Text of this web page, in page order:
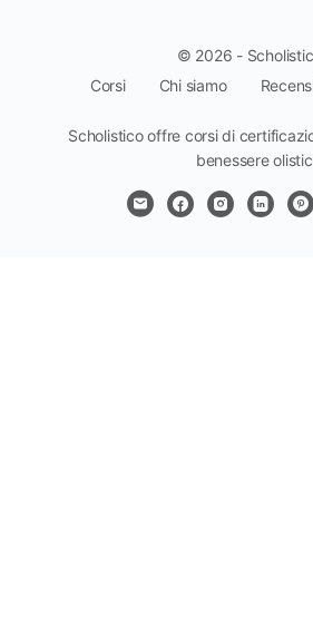
© 2026 -
Corsi
Chi siamo
Scholistico offre corsi di
benessere